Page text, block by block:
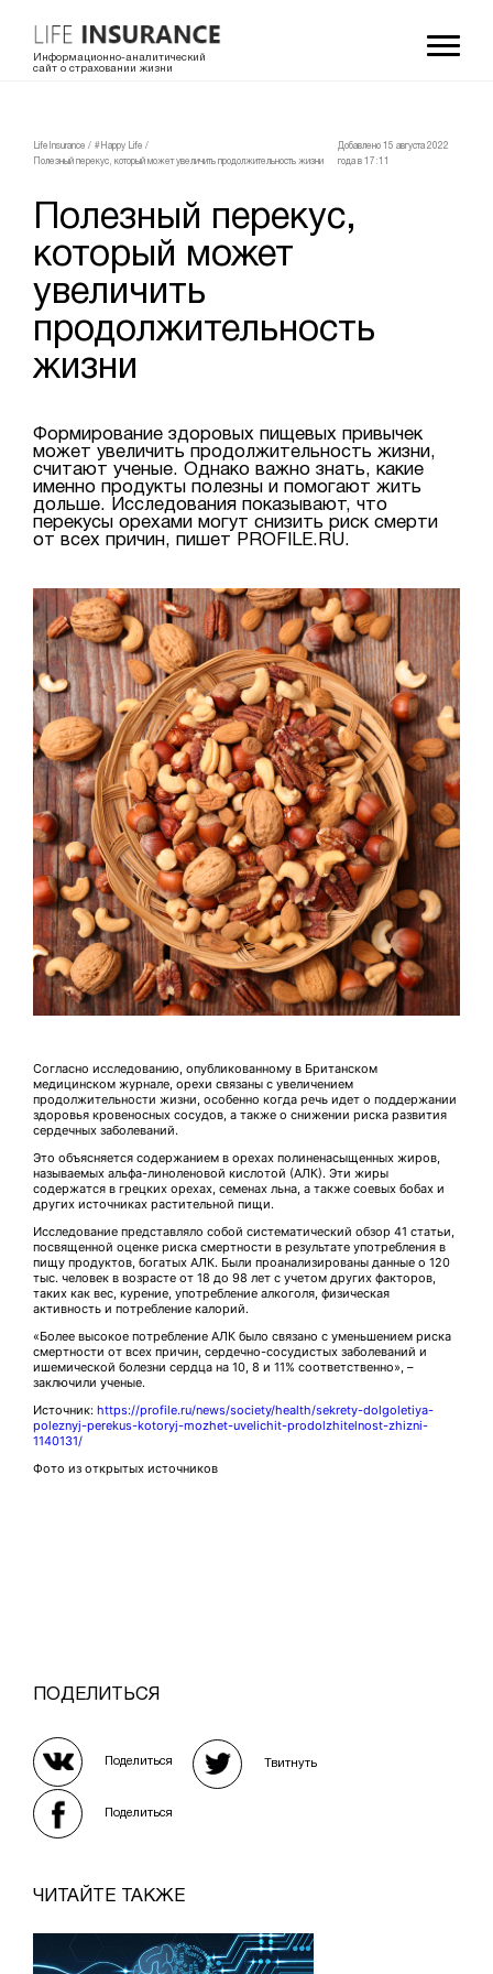
Информационно-аналитический
сайт о страховании жизни
LifeInsurance / #Happy Life /
Полезный перекус, который может увеличить продолжительность жизни
Добавлено 15 августа 2022
года в 17:11
Полезный перекус,
который может
увеличить
продолжительность
жизни
Формирование здоровых пищевых привычек
может увеличить продолжительность жизни,
считают ученые. Однако важно знать, какие
именно продукты полезны и помогают жить
дольше. Исследования показывают, что
перекусы орехами могут снизить риск смерти
от всех причин, пишет PROFILE.RU.
Согласно исследованию, опубликованному в Британском
медицинском журнале, орехи связаны с увеличением
продолжительности жизни, особенно когда речь идет о поддержании
здоровья кровеносных сосудов, а также о снижении риска развития
сердечных заболеваний.
Это объясняется содержанием в орехах полиненасыщенных жиров,
называемых альфа-линоленовой кислотой (АЛК). Эти жиры
содержатся в грецких орехах, семенах льна, а также соевых бобах и
других источниках растительной пищи.
Исследование представляло собой систематический обзор 41 статьи,
посвященной оценке риска смертности в результате употребления в
пищу продуктов, богатых АЛК. Были проанализированы данные о 120
тыс. человек в возрасте от 18 до 98 лет с учетом других факторов,
таких как вес, курение, употребление алкоголя, физическая
активность и потребление калорий.
«Более высокое потребление АЛК было связано с уменьшением риска
смертности от всех причин, сердечно-сосудистых заболеваний и
ишемической болезни сердца на 10, 8 и 11% соответственно», –
заключили ученые.
Источник: https://profile.ru/news/society/health/sekrety-dolgoletiya-
poleznyj-perekus-kotoryj-mozhet-uvelichit-prodolzhitelnost-zhizni-
1140131/
Фото из открытых источников
ПОДЕЛИТЬСЯ
Поделиться Твитнуть
Поделиться
ЧИТАЙТЕ ТАКЖЕ